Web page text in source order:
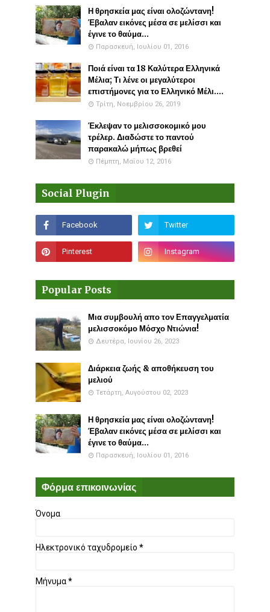
Η θρησκεία μας είναι ολοζώντανη!
Έβαλαν εικόνες μέσα σε μελίσσι και
έγινε το θαύμα...
Παρασκευή, Ιουλίου 01, 2016
Ποιά είναι τα 18 Καλύτερα Ελληνικά
Μέλια; Τι λένε οι μεγαλύτεροι
επιστήμονες για το Ελληνικό Μέλι....
Τρίτη, Νοεμβρίου 26, 2019
Έκλεψαν το μελισσοκομικό μου
τρέλερ. Διαδώστε το παντού
παρακαλώ μήπως βρεθεί
Πέμπτη, Μαΐου 12, 2016
Social Plugin
Popular Posts
Μια συμβουλή απο τον Επαγγελματία
μελισσοκόμο Μόσχο Ντιώνια!
Δευτέρα, Ιουνίου 26, 2023
Διάρκεια ζωής & αποθήκευση του
μελιού
Τετάρτη, Αυγούστου 02, 2023
Η θρησκεία μας είναι ολοζώντανη!
Έβαλαν εικόνες μέσα σε μελίσσι και
έγινε το θαύμα...
Παρασκευή, Ιουλίου 01, 2016
Φόρμα επικοινωνίας
Όνομα
Ηλεκτρονικό ταχυδρομείο *
Μήνυμα*